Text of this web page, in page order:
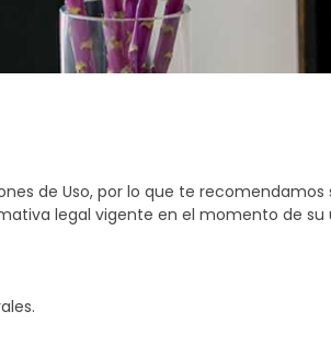
de Uso, por lo que te
legal vigente en el momento de su